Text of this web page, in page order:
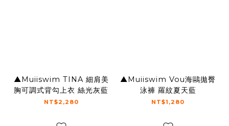
▲Muiiswim TINA 細肩美
胸可調式背勾上衣 絲光灰藍
NT$2,280
▲Muiiswim Vou海鷗拋臀
泳褲 羅紋夏天藍
NT$1,280